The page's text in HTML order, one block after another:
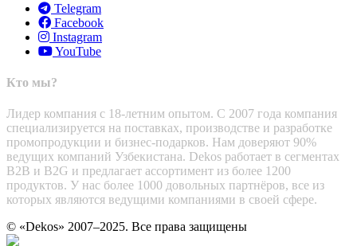
Telegram
Facebook
Instagram
YouTube
Кто мы?
Лидер компания с 18-летним опытом. С 2007 года компания
специализируется на поставках, производстве и разработке
промопродукции и бизнес-подарков. Нам доверяют 90%
ведущих компаний Узбекистана. Dekos работает в сегментах
B2B и B2G и предлагает ассортимент из более 1200
продуктов. У нас более 1000 довольных партнёров, все из
которых являются ведущими компаниями в своей сфере.
© «Dekos» 2007–2025. Все права защищены